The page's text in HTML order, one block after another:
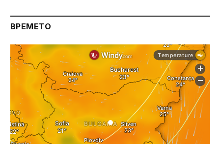
ВРЕМЕТО